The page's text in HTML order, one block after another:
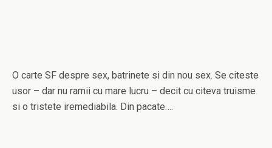
O carte SF despre sex, batrinete si din nou sex. Se citeste
usor – dar nu ramii cu mare lucru – decit cu citeva truisme
si o tristete iremediabila. Din pacate….